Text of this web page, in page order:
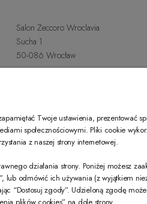
Salon Zeccoro Wroclavia
Sucha 1
50-086 Wrocław
wroclavia@zeccoro.pl
Twoje ustawienia, prezentować
społecznościowymi. Pliki cookie
z naszej strony internetowej.
działania strony. Poniżej możesz
lub odmówić ich używania (z wyjątkiem
“Dostosuj zgody”. Udzieloną zgodę